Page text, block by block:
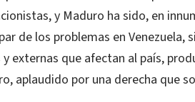
y Maduro ha sido, en
de los problemas en
y externas que afectan al país,
aplaudido por una derecha que